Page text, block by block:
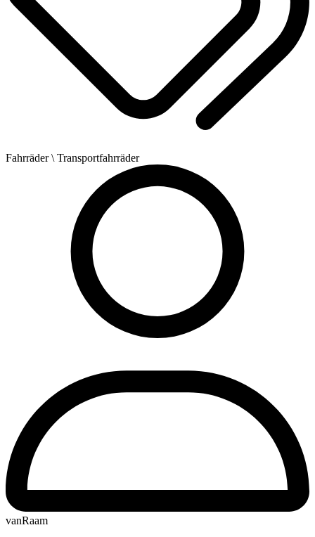
Fahrräder\ Transportfahrräder
vanRaam